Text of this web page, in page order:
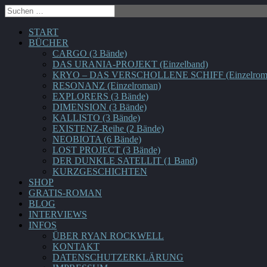
START
BÜCHER
CARGO (3 Bände)
DAS URANIA-PROJEKT (Einzelband)
KRYO – DAS VERSCHOLLENE SCHIFF
RESONANZ (Einzelroman)
EXPLORERS (3 Bände)
DIMENSION (3 Bände)
KALLISTO (3 Bände)
EXISTENZ-Reihe (2 Bände)
NEOBIOTA (6 Bände)
LOST PROJECT (3 Bände)
DER DUNKLE SATELLIT (1 Band)
KURZGESCHICHTEN
SHOP
GRATIS-ROMAN
BLOG
INTERVIEWS
INFOS
ÜBER RYAN ROCKWELL
KONTAKT
DATENSCHUTZERKLÄRUNG